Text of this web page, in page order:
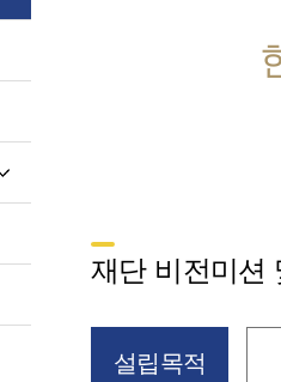
재단 비전미션
설립목적